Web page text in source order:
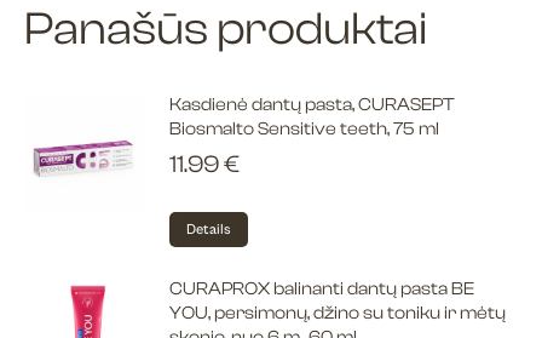
Panašūs produktai
Kasdienė dantų pasta, CURASEPT
Biosmalto Sensitive teeth, 75 ml
11.99€
Details
CURAPROX balinanti dantų pasta BE
YOU, persimonų, džino su toniku ir mėtų